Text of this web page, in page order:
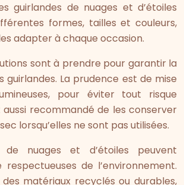
guirlandes de nuages et d’étoiles
formes, tailles et couleurs,
adapter à chaque occasion.
sont à prendre pour garantir la
guirlandes. La prudence est de mise
pour éviter tout risque
aussi recommandé de les conserver
lorsqu’elles ne sont pas utilisées.
de nuages et d’étoiles peuvent
de l’environnement.
matériaux recyclés ou durables,